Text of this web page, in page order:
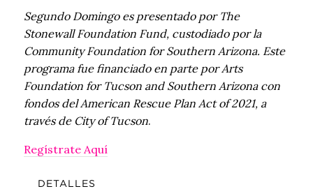
Segundo Domingo es presentado por The
Stonewall Foundation Fund, custodiado por la
Community Foundation for Southern Arizona. Este
programa fue financiado en parte por Arts
Foundation for Tucson and Southern Arizona con
fondos del American Rescue Plan Act of 2021, a
través de City of Tucson.
Regístrate Aquí
DETALLES